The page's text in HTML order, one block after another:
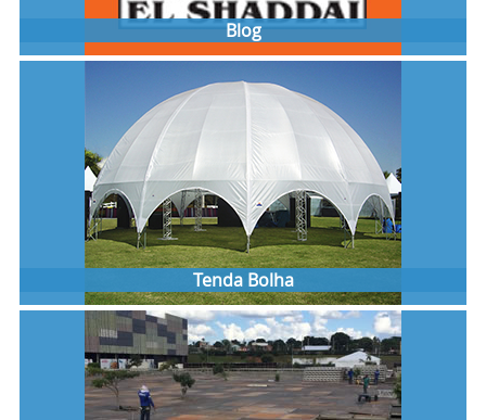
Blog
Tenda Bolha